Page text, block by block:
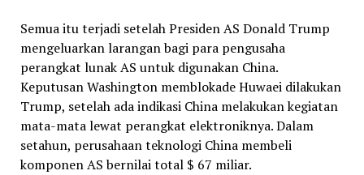
Semua itu terjadi setelah Presiden AS Donald Trump
mengeluarkan larangan bagi para pengusaha
perangkat lunak AS untuk digunakan China.
Keputusan Washington memblokade Huwaei dilakukan
Trump, setelah ada indikasi China melakukan kegiatan
mata-mata lewat perangkat elektroniknya. Dalam
setahun, perusahaan teknologi China membeli
komponen AS bernilai total $ 67 miliar.